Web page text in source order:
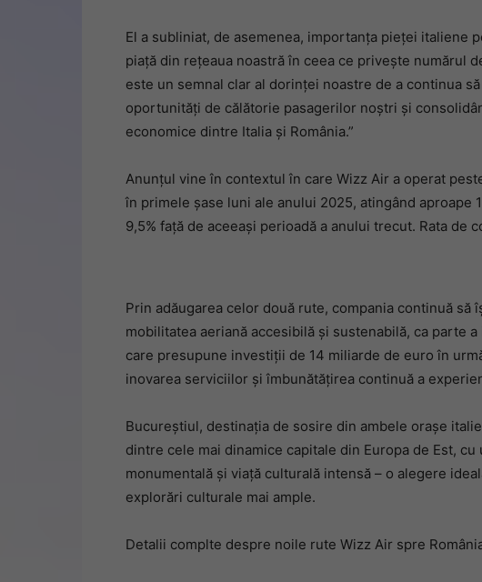
El a subliniat, de asemenea, importanța pieței italiene
piață din rețeaua noastră în ceea ce privește numărul
este un semnal clar al dorinței noastre de a continua
oportunități de călătorie pasagerilor noștri și
economice dintre Italia și România.”
Anunțul vine în contextul în care Wizz Air a operat
în primele șase luni ale anului 2025, atingând aproape
9,5% față de aceeași perioadă a anului trecut. Rata de
Prin adăugarea celor două rute, compania continuă să
mobilitatea aeriană accesibilă și sustenabilă, ca parte
care presupune investiții de 14 miliarde de euro în
inovarea serviciilor și îmbunătățirea continuă a
Bucureștiul, destinația de sosire din ambele orașe
dintre cele mai dinamice capitale din Europa de Est,
monumentală și viață culturală intensă – o alegere
explorări culturale mai ample.
Detalii complte despre noile rute Wizz Air spre